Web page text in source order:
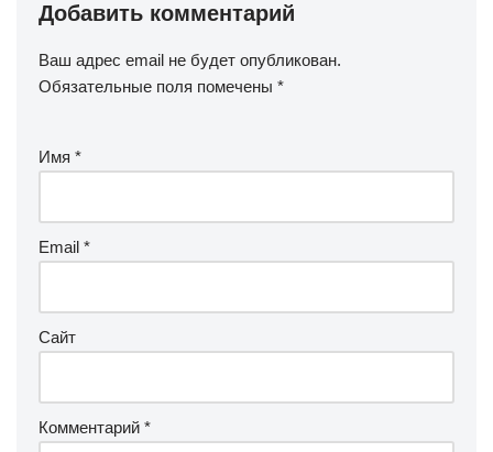
Добавить комментарий
Ваш адрес email не будет опубликован.
Обязательные поля помечены *
Имя *
Email *
Сайт
Комментарий *